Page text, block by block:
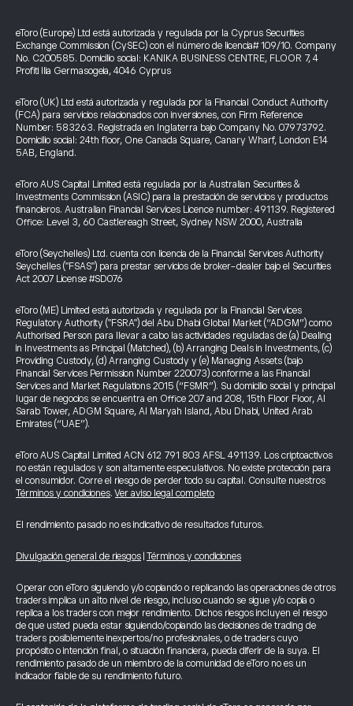
eToro (Europe) Ltd está autorizada y regulada por la Cyprus Securities
Exchange Commission (CySEC) con el número de licencia# 109/10. Company
No. C200585. Domicilio social: KANIKA BUSINESS CENTRE, FLOOR 7, 4
Profiti Ilia Germasogeia, 4046 Cyprus
eToro (UK) Ltd está autorizada y regulada por la Financial Conduct Authority
(FCA) para servicios relacionados con inversiones, con Firm Reference
Number: 583263. Registrada en Inglaterra bajo Company No. 07973792.
Domicilio social: 24th floor, One Canada Square, Canary Wharf, London E14
5AB, England.
eToro AUS Capital Limited está regulada por la Australian Securities &
Investments Commission (ASIC) para la prestación de servicios y productos
financieros. Australian Financial Services Licence number: 491139. Registered
Office: Level 3, 60 Castlereagh Street, Sydney NSW 2000, Australia
eToro (Seychelles) Ltd. cuenta con licencia de la Financial Services Authority
Seychelles ("FSAS") para prestar servicios de broker-dealer bajo el Securities
Act 2007 License #SD076
eToro (ME) Limited está autorizada y regulada por la Financial Services
Regulatory Authority ("FSRA") del Abu Dhabi Global Market (“ADGM”) como
Authorised Person para llevar a cabo las actividades reguladas de (a) Dealing
in Investments as Principal (Matched), (b) Arranging Deals in Investments, (c)
Providing Custody, (d) Arranging Custody y (e) Managing Assets (bajo
Financial Services Permission Number 220073) conforme a las Financial
Services and Market Regulations 2015 (“FSMR”). Su domicilio social y principal
lugar de negocios se encuentra en Office 207 and 208, 15th Floor Floor, Al
Sarab Tower, ADGM Square, Al Maryah Island, Abu Dhabi, United Arab
Emirates (“UAE”).
eToro AUS Capital Limited ACN 612 791 803 AFSL 491139. Los criptoactivos
no están regulados y son altamente especulativos. No existe protección para
el consumidor. Corre el riesgo de perder todo su capital. Consulte nuestros
Términos y condiciones.Ver aviso legal completo
El rendimiento pasado no es indicativo de resultados futuros.
Divulgación general de riesgos Términos y condiciones
Operar con eToro siguiendo y/o copiando o replicando las operaciones de otros
traders implica un alto nivel de riesgo, incluso cuando se sigue y/o copia o
replica a los traders con mejor rendimiento. Dichos riesgos incluyen el riesgo
de que usted pueda estar siguiendo/copiando las decisiones de trading de
traders posiblemente inexpertos/no profesionales, o de traders cuyo
propósito o intención final, o situación financiera, pueda diferir de la suya. El
rendimiento pasado de un miembro de la comunidad de eToro no es un
indicador fiable de su rendimiento futuro.